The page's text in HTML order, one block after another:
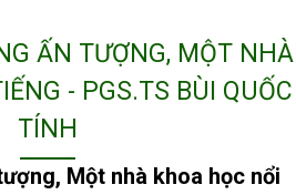
ẤN TƯỢNG, MỘT NHÀ
- PGS.TS BÙI QUỐC
TÍNH
Một nhà khoa học nổi